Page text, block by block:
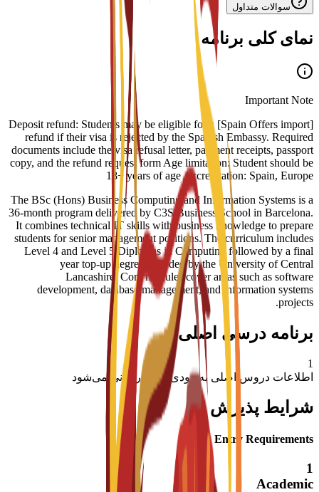
سوالات متداول
نمای کلی برنامه
Important Note
[Spain Offers import] Deposit refund: Students may be eligible for a
refund if their visa is rejected by the Spanish Embassy. Required
documents include the visa refusal letter, payment receipts, passport
copy, and the refund request form Age limitation: Student should be
18+ years of age Accreditation: Spain, Europe
The BSc (Hons) Business Computing and Information Systems is a
36-month program delivered by C3S Business School in Barcelona.
It combines technical IT skills with business knowledge to prepare
students for senior management positions. The curriculum includes
Level 4 and Level 5 Diplomas in Computing followed by a final
year top-up degree awarded by the University of Central
Lancashire. Core modules cover areas such as software
development, database management, and information systems
projects.
برنامه درسی اصلی
1
اطلاعات دروس اصلی به زودی به‌روزرسانی می‌شود
شرایط پذیرش
Entry Requirements
1
Academic